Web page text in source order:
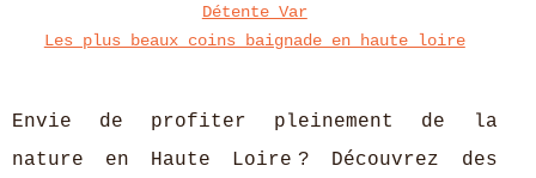
Détente Var
Les plus beaux coins baignade en haute loire
Envie de profiter pleinement de la
nature en Haute Loire ? Découvrez des